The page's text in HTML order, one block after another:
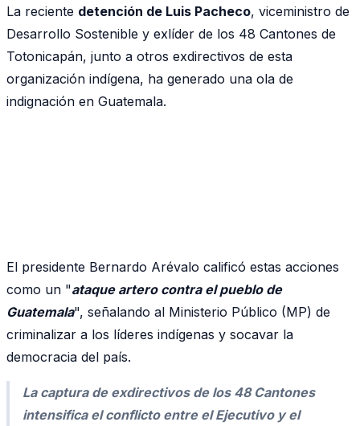
La reciente detención de Luis Pacheco, viceministro de
Desarrollo Sostenible y exlíder de los 48 Cantones de
Totonicapán, junto a otros exdirectivos de esta
organización indígena, ha generado una ola de
indignación en Guatemala.
El presidente Bernardo Arévalo calificó estas acciones
como un "ataque artero contra el pueblo de
Guatemala", señalando al Ministerio Público (MP) de
criminalizar a los líderes indígenas y socavar la
democracia del país.
La captura de exdirectivos de los 48 Cantones
intensifica el conflicto entre el Ejecutivo y el